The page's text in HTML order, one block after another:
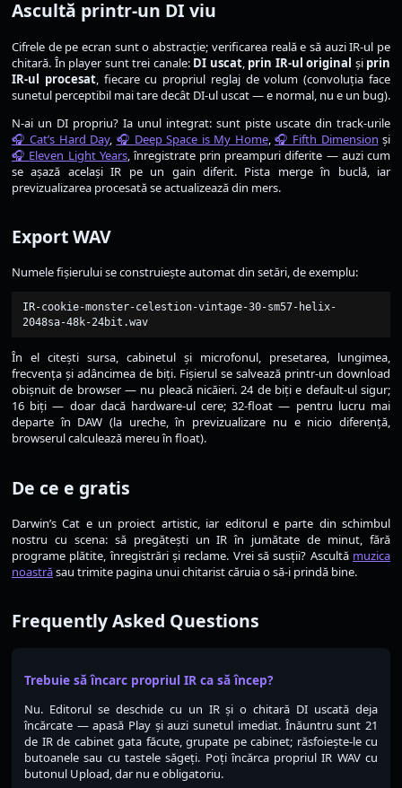
Ascultă printr-un DI viu
Cifrele de pe ecran sunt o abstracție; verificarea reală e să auzi IR-ul pe
chitară. În player sunt trei canale: DI uscat, prin IR-ul original și prin
IR-ul procesat, fiecare cu propriul reglaj de volum (convoluția face
sunetul perceptibil mai tare decât DI-ul uscat — e normal, nu e un bug).
N-ai un DI propriu? Ia unul integrat: sunt piste uscate din track-urile
Cat’s Hard Day, Deep Space is My Home, Fifth Dimension și
Eleven Light Years, înregistrate prin preampuri diferite — auzi cum
se așază același IR pe un gain diferit. Pista merge în buclă, iar
previzualizarea procesată se actualizează din mers.
Export WAV
Numele fișierului se construiește automat din setări, de exemplu:
IR-cookie-monster-celestion-vintage-30-sm57-helix-
2048sa-48k-24bit.wav
În el citești sursa, cabinetul și microfonul, presetarea, lungimea,
frecvența și adâncimea de biți. Fișierul se salvează printr-un download
obișnuit de browser — nu pleacă nicăieri. 24 de biți e default-ul sigur;
16 biți — doar dacă hardware-ul cere; 32-float — pentru lucru mai
departe în DAW (la ureche, în previzualizare nu e nicio diferență,
browserul calculează mereu în float).
De ce e gratis
Darwin’s Cat e un proiect artistic, iar editorul e parte din schimbul
nostru cu scena: să pregătești un IR în jumătate de minut, fără
programe plătite, înregistrări și reclame. Vrei să susții? Ascultă muzica
noastrăsau trimite pagina unui chitarist căruia o să-i prindă bine.
Frequently Asked Questions
Trebuie să încarc propriul IR ca să încep?
Nu. Editorul se deschide cu un IR și o chitară DI uscată deja
încărcate — apasă Play și auzi sunetul imediat. Înăuntru sunt 21
de IR de cabinet gata făcute, grupate pe cabinet; răsfoiește-le cu
butoanele sau cu tastele săgeți. Poți încărca propriul IR WAV cu
butonul Upload, dar nu e obligatoriu.